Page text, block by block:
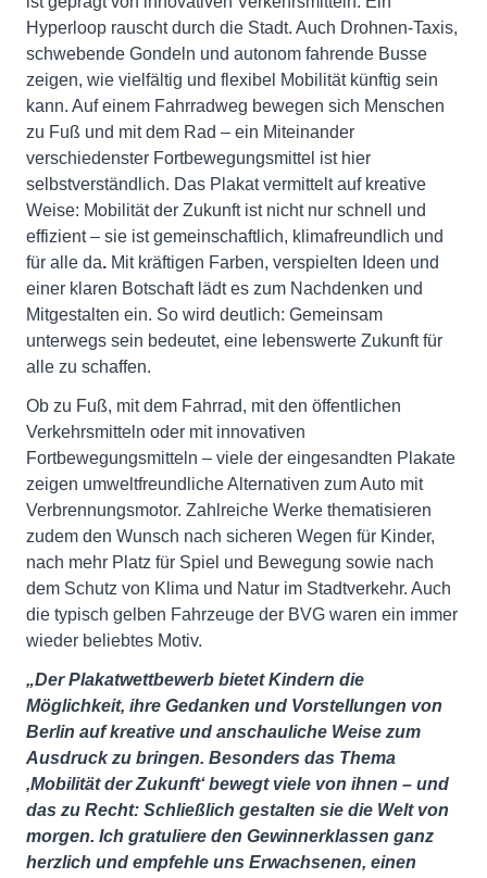
Hyperloop rauscht durch die Stadt. Auch Drohnen-Taxis,
schwebende Gondeln und autonom fahrende Busse
zeigen, wie vielfältig und flexibel Mobilität künftig sein
kann. Auf einem Fahrradweg bewegen sich Menschen
zu Fuß und mit dem Rad – ein Miteinander
verschiedenster Fortbewegungsmittel ist hier
selbstverständlich. Das Plakat vermittelt auf kreative
Weise: Mobilität der Zukunft ist nicht nur schnell und
effizient – sie ist gemeinschaftlich, klimafreundlich und
für alle da. Mit kräftigen Farben, verspielten Ideen und
einer klaren Botschaft lädt es zum Nachdenken und
Mitgestalten ein. So wird deutlich: Gemeinsam
unterwegs sein bedeutet, eine lebenswerte Zukunft für
alle zu schaffen.
Ob zu Fuß, mit dem Fahrrad, mit den öffentlichen
Verkehrsmitteln oder mit innovativen
Fortbewegungsmitteln – viele der eingesandten Plakate
zeigen umweltfreundliche Alternativen zum Auto mit
Verbrennungsmotor. Zahlreiche Werke thematisieren
zudem den Wunsch nach sicheren Wegen für Kinder,
nach mehr Platz für Spiel und Bewegung sowie nach
dem Schutz von Klima und Natur im Stadtverkehr. Auch
die typisch gelben Fahrzeuge der BVG waren ein immer
wieder beliebtes Motiv.
„Der Plakatwettbewerb bietet Kindern die
Möglichkeit, ihre Gedanken und Vorstellungen von
Berlin auf kreative und anschauliche Weise zum
Ausdruck zu bringen. Besonders das Thema
‚Mobilität der Zukunft‘ bewegt viele von ihnen – und
das zu Recht: Schließlich gestalten sie die Welt von
morgen. Ich gratuliere den Gewinnerklassen ganz
herzlich und empfehle uns Erwachsenen, einen